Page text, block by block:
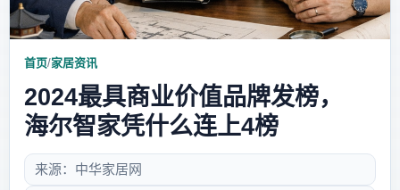
家装攻略 创意家居
首页/家居资讯
2024最具商业价值品牌发榜，
海尔智家凭什么连上4榜
来源：中华家居网